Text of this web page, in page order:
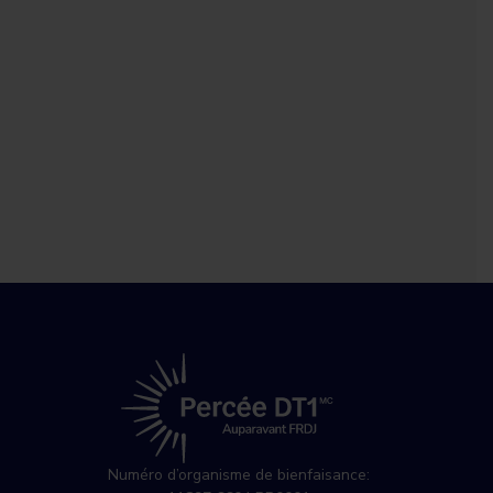
Numéro d’organisme de bienfaisance: